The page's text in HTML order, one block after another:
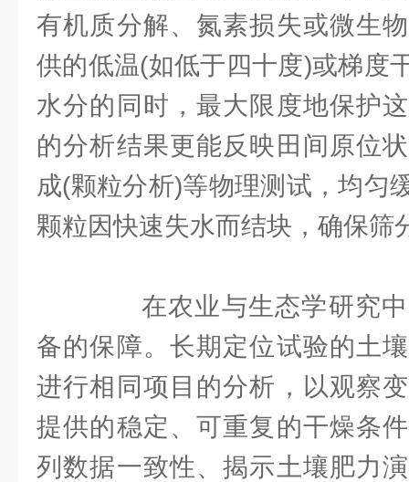
有机质分解、氮素损失或微生
供的低温(如低于四十度)或梯度
水分的同时，最大限度地保护
的分析结果更能反映田间原位
成(颗粒分析)等物理测试，均匀
颗粒因快速失水而结块，确保筛
在农业与生态学研究中
备的保障。长期定位试验的土
进行相同项目的分析，以观察
提供的稳定、可重复的干燥条
列数据一致性、揭示土壤肥力